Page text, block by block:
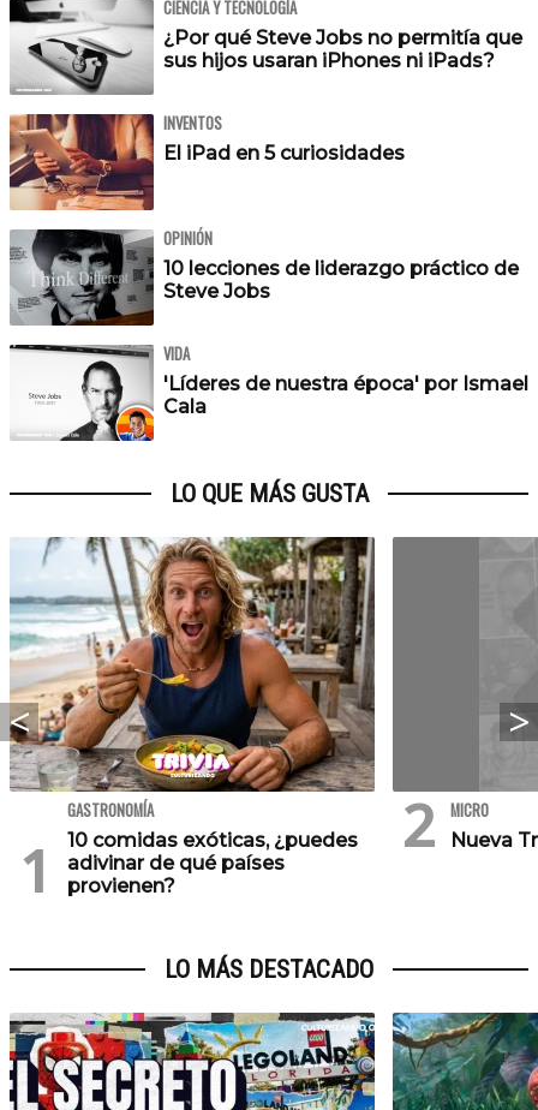
CIENCIA Y TECNOLOGÍA
¿Por qué Steve Jobs no permitía que
sus hijos usaran iPhones ni iPads?
INVENTOS
El iPad en 5 curiosidades
OPINIÓN
10 lecciones de liderazgo práctico de
Steve Jobs
VIDA
'Líderes de nuestra época' por Ismael
Cala
LO QUE MÁS GUSTA
GASTRONOMÍA
10 comidas exóticas, ¿puedes
adivinar de qué países
provienen?
MICRO
Nueva
LO MÁS DESTACADO